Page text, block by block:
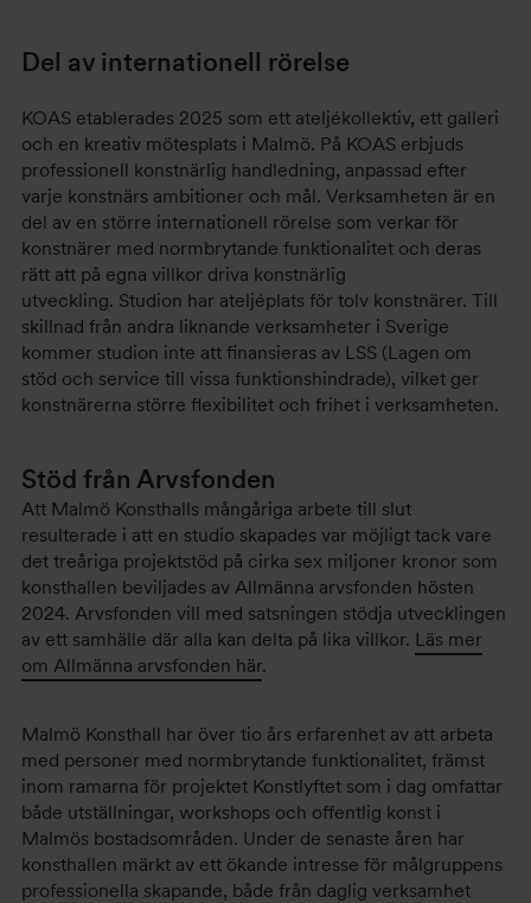
Del av internationell rörelse
KOAS etablerades 2025 som ett ateljékollektiv, ett galleri
och en kreativ mötesplats i Malmö. På KOAS erbjuds
professionell konstnärlig handledning, anpassad efter
varje konstnärs ambitioner och mål. Verksamheten är en
del av en större internationell rörelse som verkar för
konstnärer med normbrytande funktionalitet och deras
rätt att på egna villkor driva konstnärlig
utveckling. Studion har ateljéplats för tolv konstnärer. Till
skillnad från andra liknande verksamheter i Sverige
kommer studion inte att finansieras av LSS (Lagen om
stöd och service till vissa funktionshindrade), vilket ger
konstnärerna större flexibilitet och frihet i verksamheten.
Stöd från Arvsfonden
Att Malmö Konsthalls mångåriga arbete till slut
resulterade i att en studio skapades var möjligt tack vare
det treåriga projektstöd på cirka sex miljoner kronor som
konsthallen beviljades av Allmänna arvsfonden hösten
2024. Arvsfonden vill med satsningen stödja utvecklingen
av ett samhälle där alla kan delta på lika villkor. Läs mer
om Allmänna arvsfonden här.
Malmö Konsthall har över tio års erfarenhet av att arbeta
med personer med normbrytande funktionalitet, främst
inom ramarna för projektet Konstlyftet som i dag omfattar
både utställningar, workshops och offentlig konst i
Malmös bostadsområden. Under de senaste åren har
konsthallen märkt av ett ökande intresse för målgruppens
professionella skapande, både från daglig verksamhet